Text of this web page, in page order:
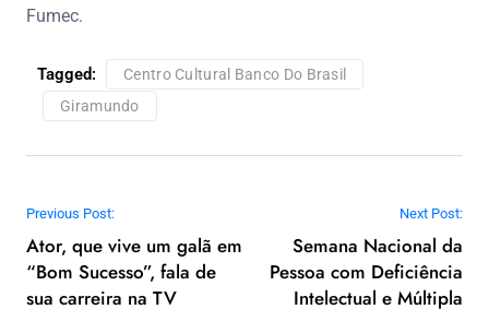
Fumec.
Tagged:
Centro Cultural Banco Do Brasil
Giramundo
Navegação de Post
Previous Post:
Ator, que vive um galã em
“Bom Sucesso”, fala de
sua carreira na TV
Next Post:
Semana Nacional da
Pessoa com Deficiência
Intelectual e Múltipla